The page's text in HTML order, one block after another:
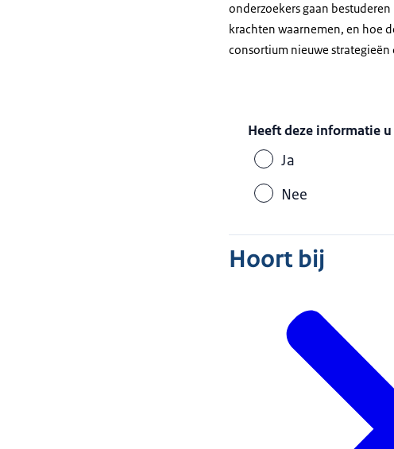
onderzoekers gaan
krachten waarnemen, en hoe
consortium nieuwe
Heeft deze informatie
Ja
Nee
Hoort bij